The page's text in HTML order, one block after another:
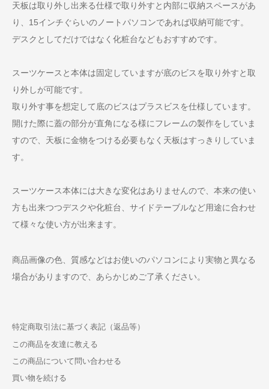
天板は取り外し出来る仕様で取り外すと内部に収納スペースがあ
り、15インチぐらいのノートパソコンであれば収納可能です。
デスクとしてだけではなく化粧台などもおすすめです。
スーツケースと本体は固定していますが底のビスを取り外すと取
り外しが可能です。
取り外す事を想定して底のビスはプラスビスを仕様しています。
開けた際に蓋の部分が直角になる様にフレームの製作をしていま
すので、天板に金物をつける必要もなく天板はすっきりしていま
す。
スーツケース本体には大きな変化はありませんので、本来の使い
方も出来つつデスクや化粧台、サイドテーブルなど用途に合わせ
て様々な使い方が出来ます。
商品画像の色、質感などはお使いのパソコンにより実物と異なる
場合がありますので、あらかじめご了承ください。
特定商取引法に基づく表記（返品等）
この商品を友達に教える
この商品について問い合わせる
買い物を続ける